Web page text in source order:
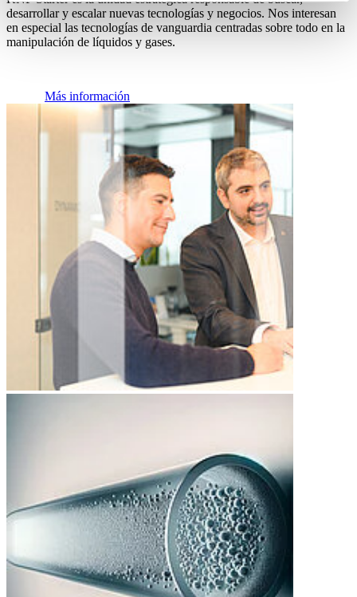
desarrollar y escalar nuevas tecnologías y negocios. Nos interesan
en especial las tecnologías de vanguardia centradas sobre todo en la
manipulación de líquidos y gases.
Más información